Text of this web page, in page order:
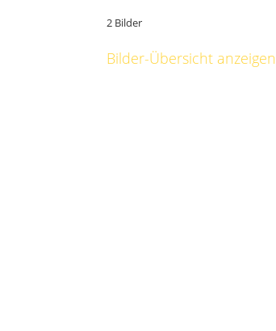
2 Bilder
Bilder-Übersicht anzeigen